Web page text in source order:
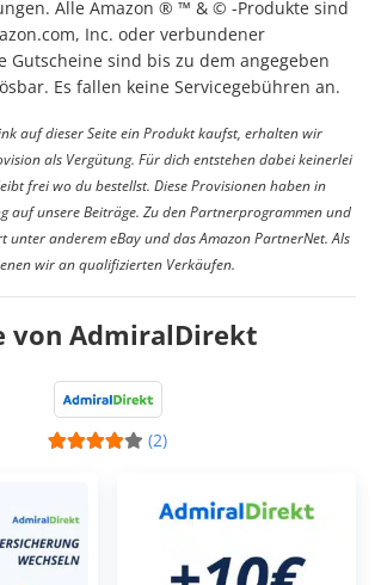
Alle Amazon ® ™ & © -Produkte sind
Inc. oder verbundener
Gutscheine sind bis zu dem angegeben
Es fallen keine Servicegebühren an.
auf dieser Seite ein Produkt kaufst, erhalten wir
als Vergütung. Für dich entstehen dabei keinerlei
frei wo du bestellst. Diese Provisionen haben in
auf unsere Beiträge. Zu den Partnerprogrammen und
unter anderem eBay und das Amazon PartnerNet. Als
wir an qualifizierten Verkäufen.
von AdmiralDirekt
(2)